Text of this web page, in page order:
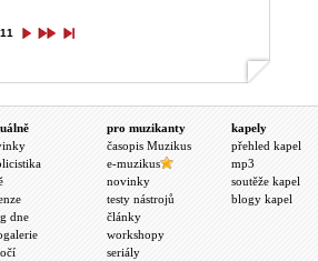
11
dne
pro muzikanty
časopis Muzikus
e-muzikus
novinky
testy nástrojů
články
workshopy
seriály
kapely
přehled kapel
mp3
soutěže kapel
blogy kapel